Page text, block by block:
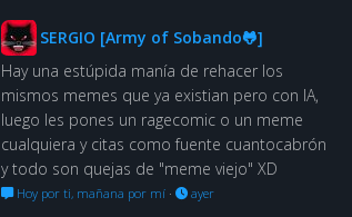
SERGIO [Army of Sobando🐸]
Hay una estúpida manía de rehacer los
mismos memes que ya existian pero con IA,
luego les pones un ragecomic o un meme
cualquiera y citas como fuente cuantocabrón
y todo son quejas de "meme viejo" XD
Hoy por ti, mañana por mí · ayer